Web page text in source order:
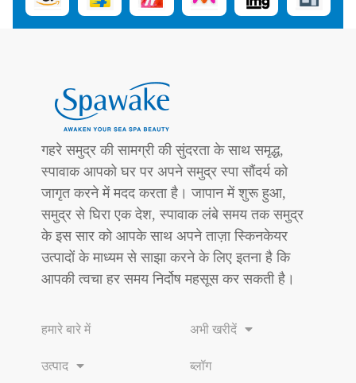
गहरे समुद्र की सामग्री की सुंदरता के साथ समृद्ध,
स्पावाक आपको घर पर अपने समुद्र स्पा सौंदर्य को
जागृत करने में मदद करता है। जापान में शुरू हुआ,
समुद्र से घिरा एक देश, स्पावाक लंबे समय तक समुद्र
के इस सार को आपके साथ अपने ताज़ा स्किनकेयर
उत्पादों के माध्यम से साझा करने के लिए इतना है कि
आपकी त्वचा हर समय निर्दोष महसूस कर सकती है।
हमारे बारे में
उत्पाद
अभी खरीदें
ब्लॉग